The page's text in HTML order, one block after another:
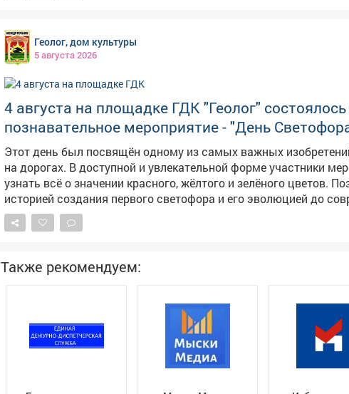
Геолог, дом культуры
5 августа 2026
4 августа на площадке ГДК "Геолог" состоялось
познавательное мероприятие - "День
Этот день был посвящён одному из самых важных
на дорогах. В доступной и увлекательной форме участники
узнать всё о значении красного, жёлтого и зелёного цветов.
историей создания первого светофора и его эволюцией до
Поучаствовать в интерактивных играх и викторинах. Праздник в ГДК "Геолог" стал
не просто развлечением, а важным уроком в игровой форме,
заложить основы ответственного поведения на дороге с
Также рекомендуем: